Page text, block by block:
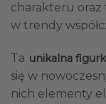
charakteru oraz
w trendy
Ta unikalna
się w
nich elementy